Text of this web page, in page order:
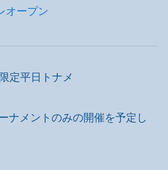
オープン
定平日トナメ
ナメントのみの開催を予定し